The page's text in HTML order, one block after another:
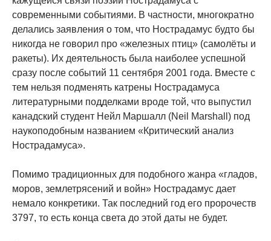
современными событиями. В частности, многократно
делались заявления о том, что Нострадамус будто бы
никогда не говорил про «железных птиц» (самолёты и
ракеты). Их деятельность была наиболее успешной
сразу после событий 11 сентября 2001 года. Вместе с
тем нельзя подменять катрены Нострадамуса
литературными подделками вроде той, что выпустил
канадский студент Нейл Маршалл (Neil Marshall) под
наукоподобным названием «Критический анализ
Нострадамуса».
Помимо традиционных для подобного жанра «гладов,
моров, землетрясений и войн» Нострадамус дает
немало конкретики. Так последний год его пророчеств
3797, то есть конца света до этой даты не будет.